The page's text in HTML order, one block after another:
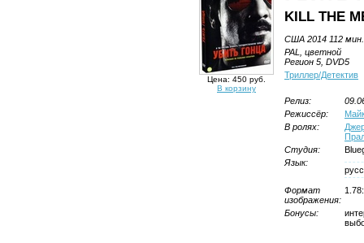
Цена: 450 руб.
В корзину
KILL THE
США 2014 112 мин.
PAL, цветной
Регион 5, DVD5
Триллер/Детектив
Релиз:
Режиссёр:
В ролях:
Студия:
Язык:
Формат
изображения:
Бонусы: